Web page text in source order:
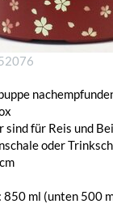
sind für Reis und
oder
850 ml (unten 500